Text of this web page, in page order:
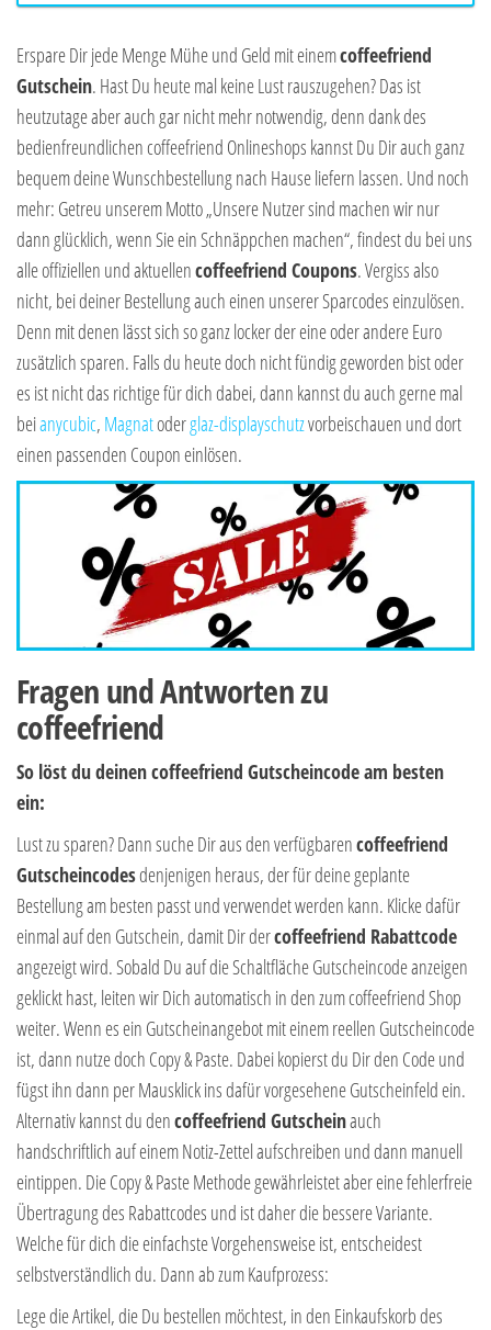
Erspare Dir jede Menge Mühe und Geld mit einemcoffeefriend
Gutschein. Hast Du heute mal keine Lust rauszugehen? Das ist
heutzutage aber auch gar nicht mehr notwendig, denn dank des
bedienfreundlichen coffeefriend Onlineshops kannst Du Dir auch ganz
bequem deine Wunschbestellung nach Hause liefern lassen. Und noch
mehr: Getreu unserem Motto „Unsere Nutzer sind machen wir nur
dann glücklich, wenn Sie ein Schnäppchen machen“, findest du bei uns
alle offiziellen und aktuellencoffeefriend Coupons. Vergiss also
nicht, bei deiner Bestellung auch einen unserer Sparcodes einzulösen.
Denn mit denen lässt sich so ganz locker der eine oder andere Euro
zusätzlich sparen. Falls du heute doch nicht fündig geworden bist oder
es ist nicht das richtige für dich dabei, dann kannst du auch gerne mal
beianycubic, Magnatoderglaz-displayschutzvorbeischauen und dort
einen passenden Coupon einlösen.
Fragen und Antworten zu
coffeefriend
So löst du deinen coffeefriend Gutscheincode am besten
ein:
Lust zu sparen? Dann suche Dir aus den verfügbarencoffeefriend
Gutscheincodesdenjenigen heraus, der für deine geplante
Bestellung am besten passt und verwendet werden kann. Klicke dafür
einmal auf den Gutschein, damit Dir dercoffeefriend Rabattcode
angezeigt wird. Sobald Du auf die Schaltfläche Gutscheincode anzeigen
geklickt hast, leiten wir Dich automatisch in den zum coffeefriend Shop
weiter. Wenn es ein Gutscheinangebot mit einem reellen Gutscheincode
ist, dann nutze doch Copy & Paste. Dabei kopierst du Dir den Code und
fügst ihn dann per Mausklick ins dafür vorgesehene Gutscheinfeld ein.
Alternativ kannst du dencoffeefriend Gutscheinauch
handschriftlich auf einem Notiz-Zettel aufschreiben und dann manuell
eintippen. Die Copy & Paste Methode gewährleistet aber eine fehlerfreie
Übertragung des Rabattcodes und ist daher die bessere Variante.
Welche für dich die einfachste Vorgehensweise ist, entscheidest
selbstverständlich du. Dann ab zum Kaufprozess:
Lege die Artikel, die Du bestellen möchtest, in den Einkaufskorb des